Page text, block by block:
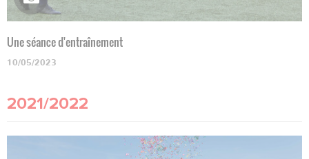
Une séance d'entraînement
10/05/2023
2021/2022